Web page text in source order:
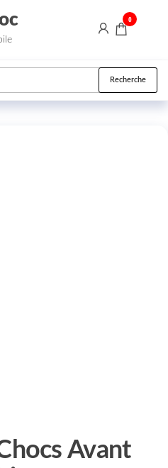
0
Recherche
Avant